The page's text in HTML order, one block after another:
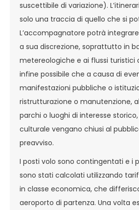
suscettibile di variazione).
solo una traccia di quello che si
L’accompagnatore potrà
a sua discrezione, soprattutto in
metereologiche e ai flussi turistici
infine possibile che a causa di
manifestazioni pubbliche o
ristrutturazione o manutenzione,
parchi o luoghi di interesse
culturale vengano chiusi al
preavviso.
I posti volo sono contingentati e i
sono stati calcolati utilizzando
in classe economica, che
aeroporto di partenza. Una volta